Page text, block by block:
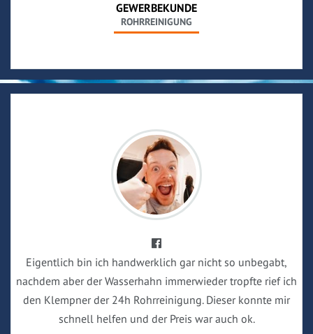
GEWERBEKUNDE
ROHRREINIGUNG
Eigentlich bin ich handwerklich gar nicht so unbegabt,
nachdem aber der Wasserhahn immerwieder tropfte rief ich
den Klempner der 24h Rohrreinigung. Dieser konnte mir
schnell helfen und der Preis war auch ok.